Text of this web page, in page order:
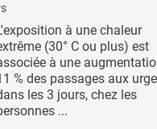
à une chaleur
(30° C ou plus) est
à une
% des passages aux
les 3 jours, chez les
...